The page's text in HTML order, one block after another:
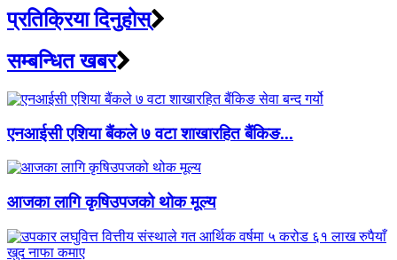
प्रतिक्रिया दिनुहोस्
सम्बन्धित खबर
एनआईसी एशिया बैंकले ७ वटा शाखारहित बैंकिङ...
आजका लागि कृषिउपजको थोक मूल्य